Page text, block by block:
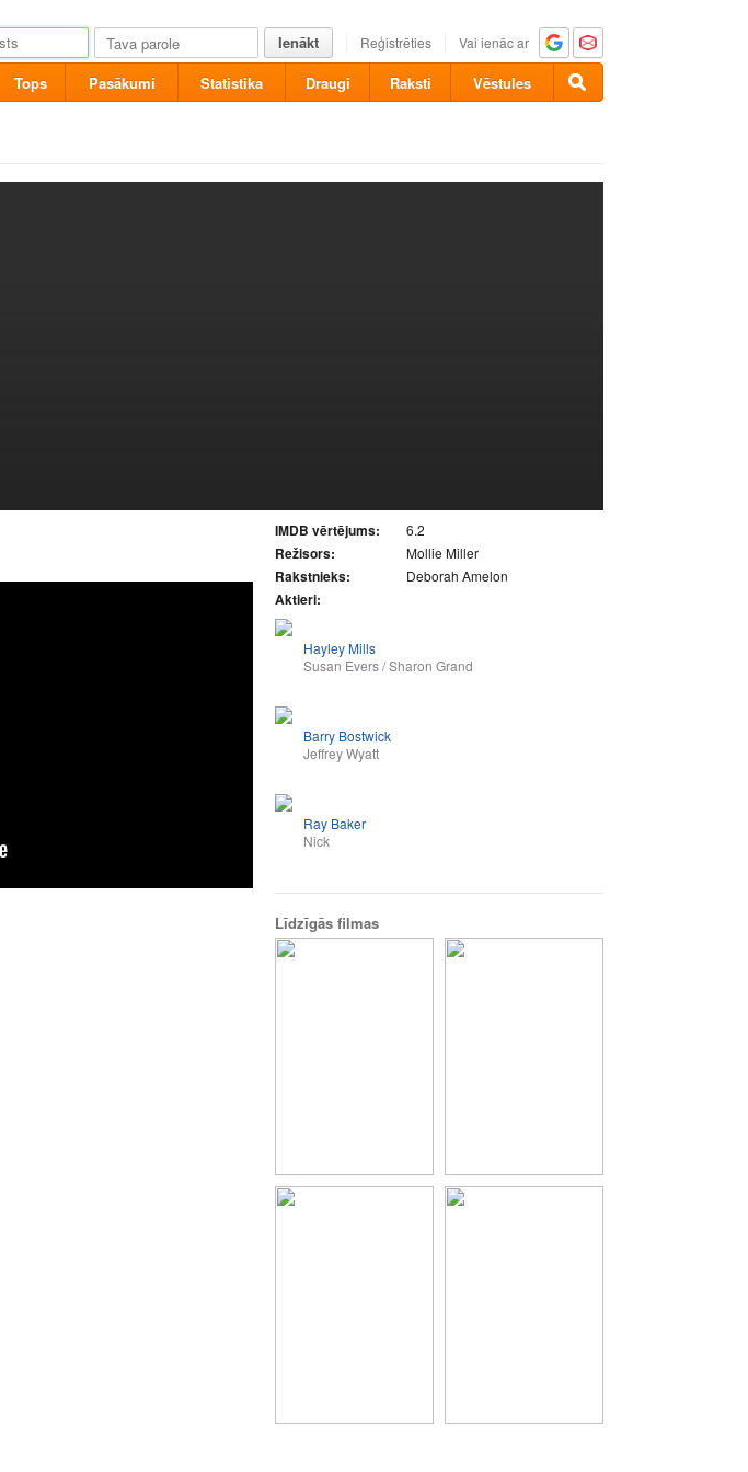
Ienākt Reģistrēties Vai ienāc ar
Tops Pasākumi Statistika Draugi Raksti Vēstules
IMDB vērtējums: 6.2
Režisors: Mollie Miller
Rakstnieks: Deborah Amelon
Aktieri:
Hayley Mills
Susan Evers / Sharon Grand
Barry Bostwick
Jeffrey Wyatt
Ray Baker
Nick
Līdzīgās filmas